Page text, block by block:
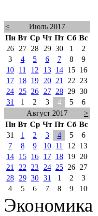
<
Июль 2017
Пн Вт Ср Чт Пт Сб Вс
26
27 28 29 30 1
2
3
4 5 6 7 8
9
10
11 12 13 14 15
16
17
18 19 20 21 22
23
24
25 26 27 28 29 30
31
1 2 3 4 5
6
Август 2017
>
Пн Вт Ср Чт Пт Сб Вс
31
1 2 3 4 5
6
7
8 9 10 11 12
13
14
15 16 17 18 19
20
21
22 23 24 25 26
27
28
29 30 31 1 2
3
4
5 6 7 8 9 10
Экономика